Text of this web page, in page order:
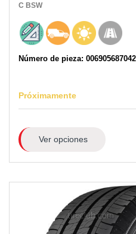
C BSW
Número de pieza:
Próximamente
Ver opciones